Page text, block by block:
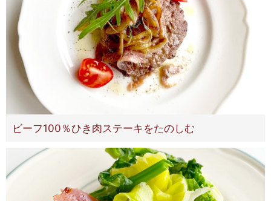
ビーフ100％ひき肉ステーキをたのしむ